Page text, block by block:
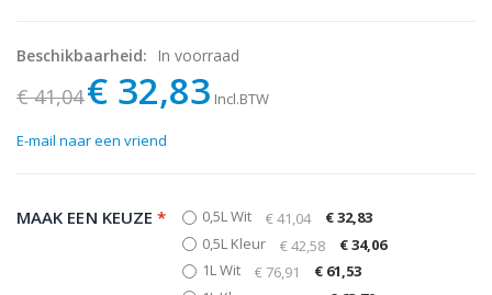
Beschikbaarheid: In voorraad
€ 41,04€ 32,83 Incl.BTW
E-mail naar een vriend
MAAK EEN KEUZE * 0,5L Wit € 41,04
€ 32,83
0,5L Kleur
€ 42,58
€ 34,06
1L Wit
€ 76,91
€ 61,53